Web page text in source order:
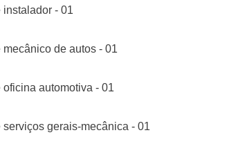
- 01
de autos - 01
automotiva - 01
gerais-mecânica - 01